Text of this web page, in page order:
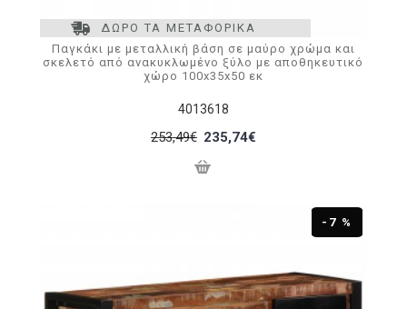
ΔΩΡΟ ΤΑ ΜΕΤΑΦΟΡΙΚΑ
4013618
Παγκάκι με μεταλλική βάση σε μαύρο χρώμα και
σκελετό από ανακυκλωμένο ξύλο με αποθηκευτικό
χώρο 100x35x50 εκ
253,49€ 235,74€
-7 %